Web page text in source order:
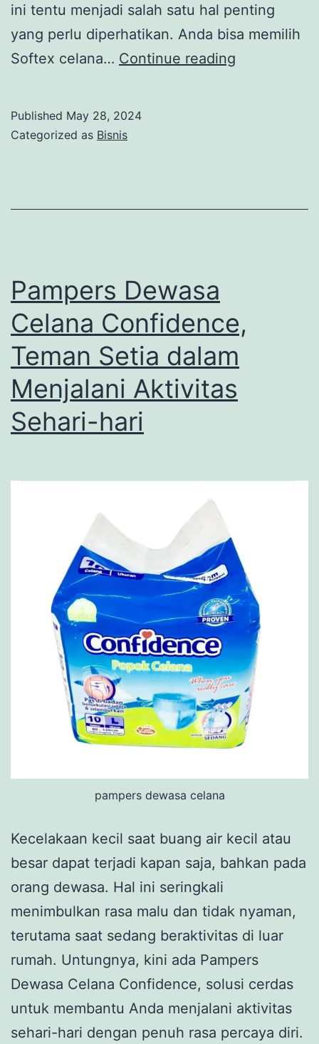
ini tentu menjadi salah satu hal penting
yang perlu diperhatikan. Anda bisa memilih
Softex celana… Continue reading
Published May 28, 2024
Categorized as Bisnis
Pampers Dewasa
Celana Confidence,
Teman Setia dalam
Menjalani Aktivitas
Sehari-hari
pampers dewasa celana
Kecelakaan kecil saat buang air kecil atau
besar dapat terjadi kapan saja, bahkan pada
orang dewasa. Hal ini seringkali
menimbulkan rasa malu dan tidak nyaman,
terutama saat sedang beraktivitas di luar
rumah. Untungnya, kini ada Pampers
Dewasa Celana Confidence, solusi cerdas
untuk membantu Anda menjalani aktivitas
sehari-hari dengan penuh rasa percaya diri.